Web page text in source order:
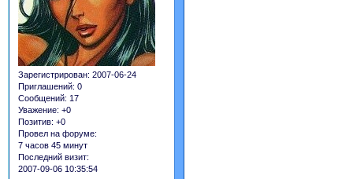
Зарегистрирован: 2007-06-24
Приглашений: 0
Сообщений: 17
Уважение: +0
Позитив: +0
Провел на форуме:
7 часов 45 минут
Последний визит:
2007-09-06 10:35:54